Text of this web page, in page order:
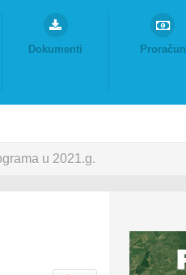
Dokumenti Proračun
u 2021.g.